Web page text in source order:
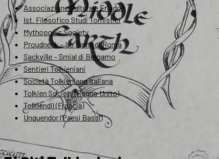
Associazione Culturale Eriador
Ist. Filosofico Studi Tomistici
Mythopoeic Society
Proudneck – Lo Smial di Roma
Sackville – Smial di Bergamo
Sentieri Tolkieniani
Società Tolkieniana Italiana
Tolkien Society (Regno Unito)
Tolkiendil (Francia)
Unquendor (Paesi Bassi)